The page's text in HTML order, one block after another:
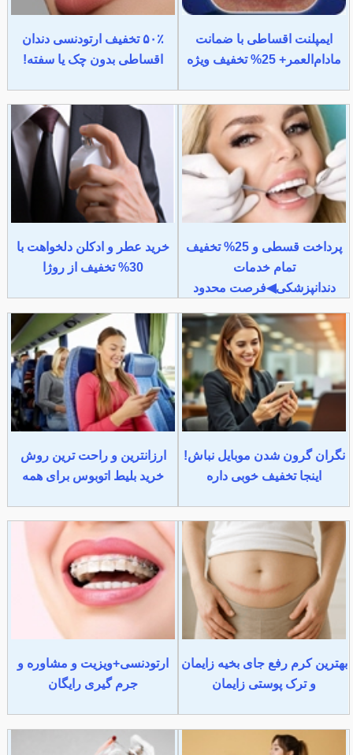
ایمپلنت اقساطی با ضمانت
مادام‌العمر+ 25% تخفیف ویژه
۵۰٪ تخفیف ارتودنسی دندان
اقساطی بدون چک یا سفته!
پرداخت قسطی و 25% تخفیف
تمام خدمات
دندانپزشکی◀فرصت محدود
خرید عطر و ادکلن دلخواهت با
30% تخفیف از روژا
نگران گرون شدن موبایل نباش!
اینجا تخفیف خوبی داره
ارزانترین و راحت ترین روش
خرید بلیط اتوبوس برای همه
بهترین کرم رفع جای بخیه زایمان
و ترک پوستی زایمان
ارتودنسی+ویزیت و مشاوره و
جرم گیری رایگان